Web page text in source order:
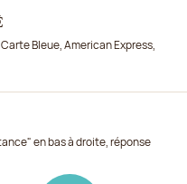
Bleue, American Express,
en bas à droite, réponse